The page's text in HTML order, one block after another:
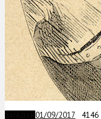
01/09/2017 4146